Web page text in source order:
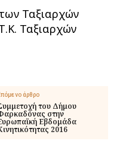
Ταξιαρχών
Ταξιαρχών
άρθρο
του Δήμου
στην
Εβδομάδα
2016